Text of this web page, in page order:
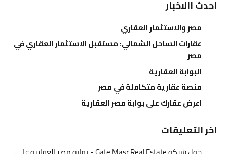
احدث االاخبار
مصر والاستثمار العقاري
عقارات الساحل الشمالي: مستقبل الاستثمار العقاري في
مصر
البوابة العقارية
منصة عقارية متكاملة في مصر
اعرض عقارك على بوابة مصر العقارية
اخر التعليقات